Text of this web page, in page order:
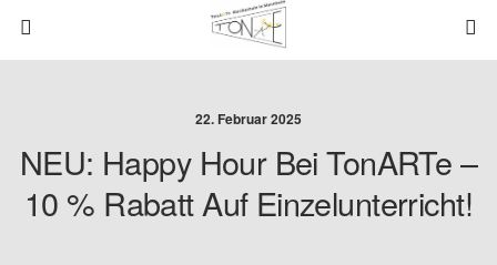
22. Februar 2025
NEU: Happy Hour Bei TonARTe –
10 % Rabatt Auf Einzelunterricht!